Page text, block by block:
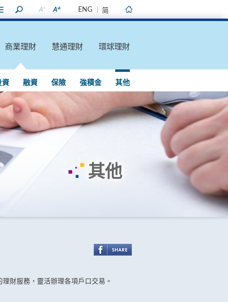
ENG 简
商業理財 慧通理財 環球理財
資 融資 保險 強積金 其他
其他
財服務，靈活辦理各項戶口交易。